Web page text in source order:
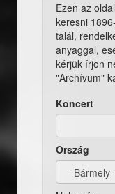
Ezen az
keresni
talál,
anyaggal,
kérjük írjon
"Archívum"
Koncert
Ország